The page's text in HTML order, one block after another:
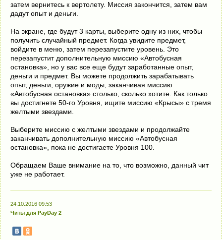
затем вернитесь к вертолету. Миссия закончится, затем вам
дадут опыт и деньги.
На экране, где будут 3 карты, выберите одну из них, чтобы
получить случайный предмет. Когда увидите предмет,
войдите в меню, затем перезапустите уровень. Это
перезапустит дополнительную миссию «Автобусная
остановка», но у вас все еще будут заработанные опыт,
деньги и предмет. Вы можете продолжить зарабатывать
опыт, деньги, оружие и моды, заканчивая миссию
«Автобусная остановка» столько, сколько хотите. Как только
вы достигнете 50-го Уровня, ищите миссию «Крысы» с тремя
желтыми звездами.
Выберите миссию с желтыми звездами и продолжайте
заканчивать дополнительную миссию «Автобусная
остановка», пока не достигаете Уровня 100.
Обращаем Ваше внимание на то, что возможно, данный чит
уже не работает.
24.10.2016 09:53
Читы для PayDay 2